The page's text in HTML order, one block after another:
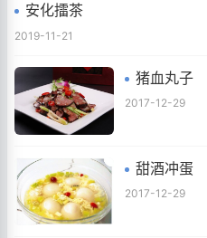
安化擂茶
2019-11-21
猪血丸子
2017-12-29
甜酒冲蛋
2017-12-29